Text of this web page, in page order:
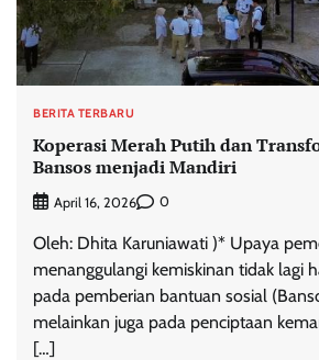
BERITA TERBARU
Koperasi Merah Putih dan
Bansos menjadi Mandiri
April 16, 2026 0
Oleh: Dhita Karuniawati )* Upaya
menanggulangi kemiskinan tidak lagi
pada pemberian bantuan sosial
melainkan juga pada penciptaan
[…]